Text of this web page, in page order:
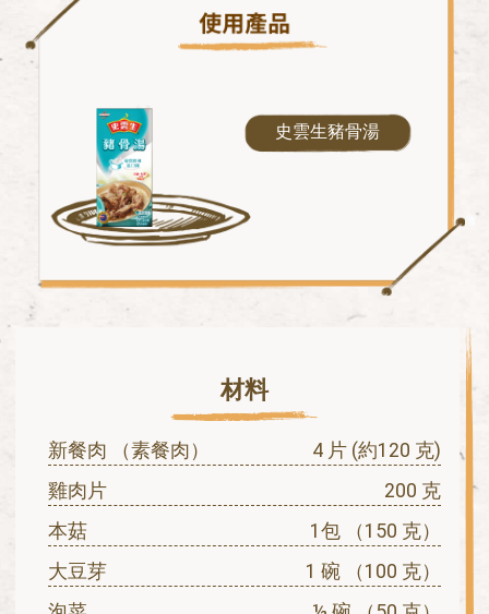
史雲生豬骨湯
材料
新餐肉 （素餐肉）
4 片 (約120 克)
雞肉片
200 克
本菇
1包 （150 克）
大豆芽
1 碗 （100 克）